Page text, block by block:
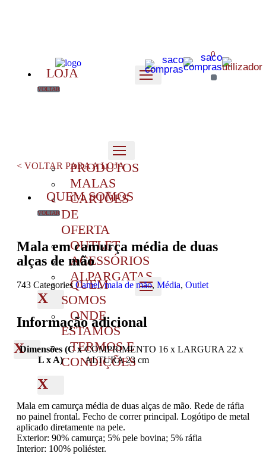
LOJA
VOLTAR
PRODUTOS
MALAS
CARTÕES
DE
OFERTA
OUTLET
ACESSÓRIOS
ALPARGATAS
X
QUEM SOMOS
VOLTAR
QUEM
SOMOS
ONDE
ESTAMOS
TERMOS E
CONDIÇÕES
X
X
0
< VOLTAR PARA A LOJA
Mala em camurça média de duas
alças de mão
743 Categories Camel,mala de mão, Média, Outlet
Informação adicional
Dimensões (C x
L x A)
COMPRIMENTO 16 x LARGURA 22 x
ALTURA 23 cm
Mala em camurça média de duas alças de mão. Rede de ráfia
no painel frontal. Fecho de correr principal. Logótipo de metal
aplicado diretamente na pele.
Exterior: 90% camurça; 5% pele bovina; 5% ráfia
Interior: 100% poliéster.